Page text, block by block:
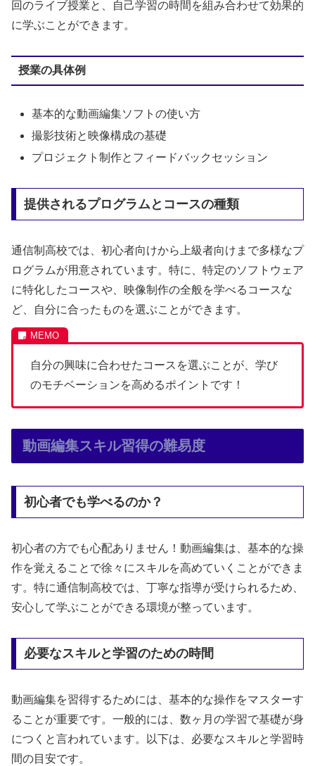
回のライブ授業と、自己学習の時間を組み合わせて効果的
に学ぶことができます。
授業の具体例
基本的な動画編集ソフトの使い方
撮影技術と映像構成の基礎
プロジェクト制作とフィードバックセッション
提供されるプログラムとコースの種類
通信制高校では、初心者向けから上級者向けまで多様なプ
ログラムが用意されています。特に、特定のソフトウェア
に特化したコースや、映像制作の全般を学べるコースな
ど、自分に合ったものを選ぶことができます。
自分の興味に合わせたコースを選ぶことが、学び
のモチベーションを高めるポイントです！
動画編集スキル習得の難易度
初心者でも学べるのか？
初心者の方でも心配ありません！動画編集は、基本的な操
作を覚えることで徐々にスキルを高めていくことができま
す。特に通信制高校では、丁寧な指導が受けられるため、
安心して学ぶことができる環境が整っています。
必要なスキルと学習のための時間
動画編集を習得するためには、基本的な操作をマスターす
ることが重要です。一般的には、数ヶ月の学習で基礎が身
につくと言われています。以下は、必要なスキルと学習時
間の目安です。